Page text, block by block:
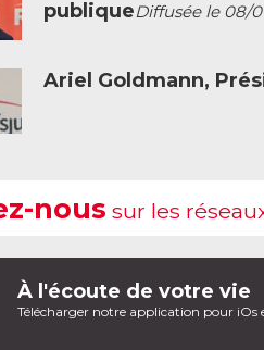
publiqueDiffusée le 08/
Ariel Goldmann,
nous sur les
À l'écoute de votre vie
Télécharger notre application pour iOs